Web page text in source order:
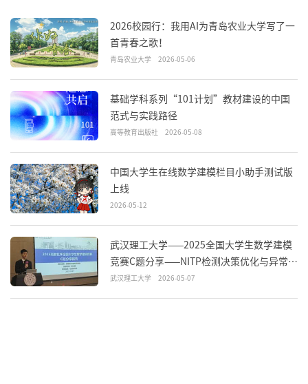
2026校园行：我用AI为青岛农业大学写了一
首青春之歌！
青岛农业大学 2026-05-06
基础学科系列“101计划”教材建设的中国
范式与实践路径
高等教育出版社 2026-05-08
中国大学生在线数学建模栏目小助手测试版
上线
2026-05-12
武汉理工大学——2025全国大学生数学建模
竞赛C题分享——NITP检测决策优化与异常识
别
武汉理工大学 2026-05-07